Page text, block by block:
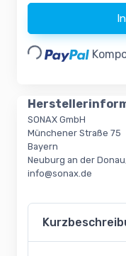
Loading...
SONAX GmbH
Münchener Straße 75
Bayern
Neuburg an der
info@sonax.de